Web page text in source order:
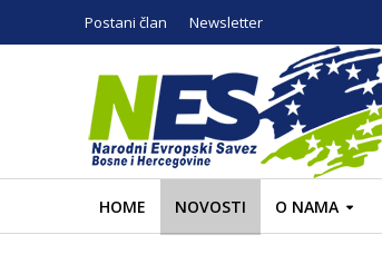
Postani član Newsletter
HOME NOVOSTI O NAMA